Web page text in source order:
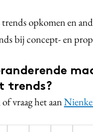
opkomen en
bij concept- en
trends?
vraag het aan